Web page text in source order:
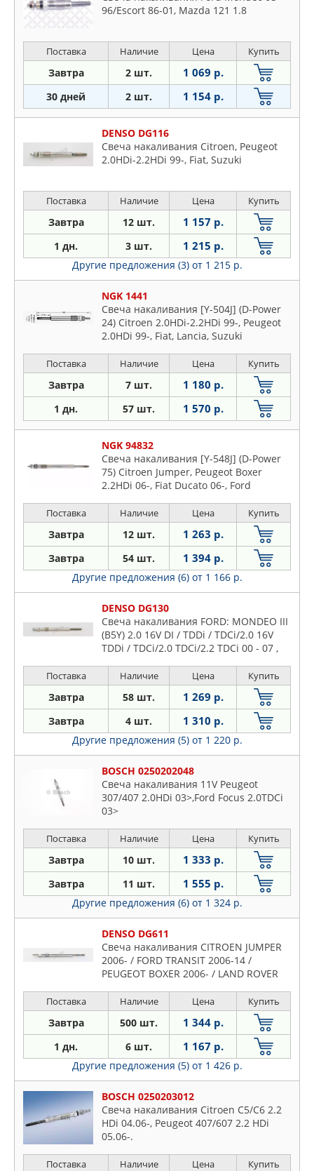
96/Escort 86-01, Mazda 121 1.8
Поставка Наличие Цена Купить
Завтра 2 шт. 1 069 р.
30 дней 2 шт. 1 154 р.
DENSO DG116
Свеча накаливания Citroen, Peugeot
2.0HDi-2.2HDi 99-, Fiat, Suzuki
Поставка Наличие Цена Купить
Завтра 12 шт. 1 157 р.
1 дн. 3 шт. 1 215 р.
Другие предложения (3) от 1 215 р.
NGK 1441
Свеча накаливания [Y-504J] (D-Power
24) Citroen 2.0HDi-2.2HDi 99-, Peugeot
2.0HDi 99-, Fiat, Lancia, Suzuki
Поставка Наличие Цена Купить
Завтра 7 шт. 1 180 р.
1 дн. 57 шт. 1 570 р.
NGK 94832
Свеча накаливания [Y-548J] (D-Power
75) Citroen Jumper, Peugeot Boxer
2.2HDi 06-, Fiat Ducato 06-, Ford
Поставка Наличие Цена Купить
Завтра 12 шт. 1 263 р.
Завтра 54 шт. 1 394 р.
Другие предложения (6) от 1 166 р.
DENSO DG130
Свеча накаливания FORD: MONDEO III
(B5Y) 2.0 16V DI / TDDi / TDCi/2.0 16V
TDDi / TDCi/2.0 TDCi/2.2 TDCi 00 - 07 ,
TDDi / TDCi/2
Поставка Наличие Цена Купить
Завтра 58 шт. 1 269 р.
Завтра 4 шт. 1 310 р.
Другие предложения (5) от 1 220 р.
BOSCH 0250202048
Свеча накаливания 11V Peugeot
307/407 2.0HDi 03>,Ford Focus 2.0TDCi
03>
Поставка Наличие Цена Купить
Завтра 10 шт. 1 333 р.
Завтра 11 шт. 1 555 р.
Другие предложения (6) от 1 324 р.
DENSO DG611
Свеча накаливания CITROEN JUMPER
2006- / FORD TRANSIT 2006-14 /
PEUGEOT BOXER 2006- / LAND ROVER
Поставка Наличие Цена Купить
Завтра 500 шт. 1 344 р.
1 дн. 6 шт. 1 167 р.
Другие предложения (5) от 1 426 р.
BOSCH 0250203012
Свеча накаливания Citroen C5/C6 2.2
HDi 04.06-, Peugeot 407/607 2.2 HDi
05.06-.
Поставка Наличие Цена Купить